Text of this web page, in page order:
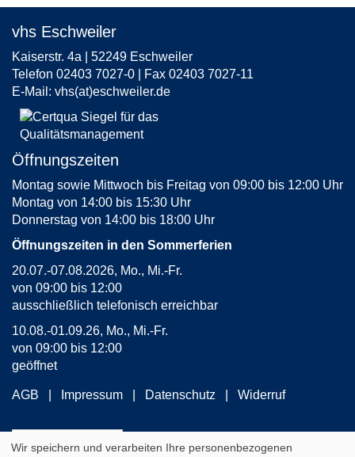
vhs Eschweiler
Kaiserstr. 4a | 52249 Eschweiler
Telefon 02403 7027-0 | Fax 02403 7027-11
E-Mail: vhs(at)eschweiler.de
Öffnungszeiten
Montag sowie Mittwoch bis Freitag von 09:00 bis 12:00 Uhr
Montag von 14:00 bis 15:30 Uhr
Donnerstag von 14:00 bis 18:00 Uhr
Öffnungszeiten in den Sommerferien
20.07.-07.08.2026, Mo., Mi.-Fr.
von 09:00 bis 12:00
ausschließlich telefonisch erreichbar
10.08.-01.09.26, Mo., Mi.-Fr.
von 09:00 bis 12:00
geöffnet
AGB Impressum Datenschutz Widerruf
Widerrufsformular
Wir speichern und verarbeiten Ihre personenbezogenen